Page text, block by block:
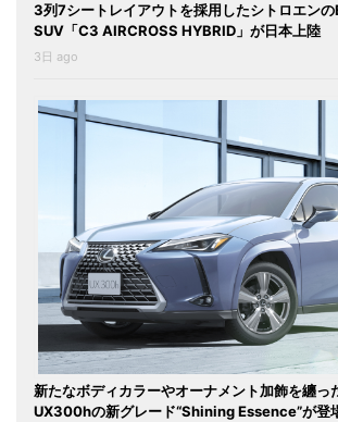
3列7シートレイアウトを採用したシトロエンの
SUV「C3 AIRCROSS HYBRID」が日本上陸
3日 ago
新たなボディカラーやオーナメント加飾を纏っ
UX300hの新グレード“Shining Essence”が登